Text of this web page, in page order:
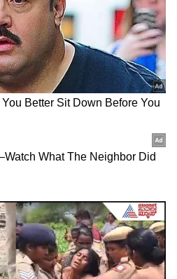
ಮುಂಜಾಗ್ರತೆ ವಹಿಸಿದ್ದು,
ಹೆಚ್ಚಿಸಿದ್ದಲ್ಲದೆ,
ಎಂದು
ಪೂರೈಕೆ:
ಅಗತ್ಯಕ್ಕಿಂತ ಹೆಚ್ಚಿನ
ಪೂರೈಸಲಾಗಿದೆ. ಮುಂಗಡ
ಜನವರಿ-ಮಾರ್ಚ್ ಅವಧಿಯಲ್ಲೇ
ಲಕ್ಷ ಮೆಟ್ರಿಕ್ ಟನ್ ಯೂರಿಯಾ,
ಮತ್ತು 1.58 ಲಕ್ಷ ಮೆಟ್ರಿಕ್
ಎಂದಿದ್ದಾರೆ.